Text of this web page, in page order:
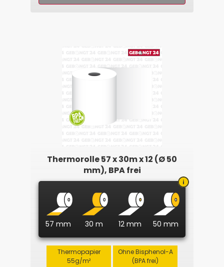
Thermorolle 57 x 30m x 12 (Ø 50
mm), BPA frei
57 mm 30 m 12 mm 50 mm
Thermopapier
55g/m²
Ohne Bisphenol-A
(BPA frei)